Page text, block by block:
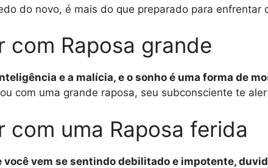
do novo, é mais do que preparado para enfrentar
com Raposa grande
e a malícia, e o sonho é uma forma de
com uma grande raposa, seu subconsciente te
com uma Raposa ferida
vem se sentindo debilitado e impotente,